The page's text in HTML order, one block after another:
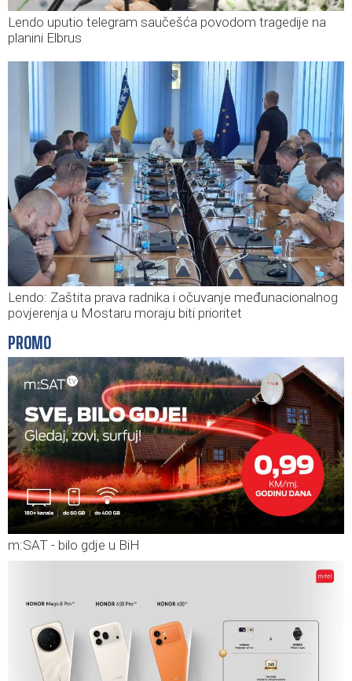
Lendo uputio telegram saučešća povodom tragedije na
planini Elbrus
Lendo: Zaštita prava radnika i očuvanje međunacionalnog
povjerenja u Mostaru moraju biti prioritet
PROMO
m:SAT - bilo gdje u BiH